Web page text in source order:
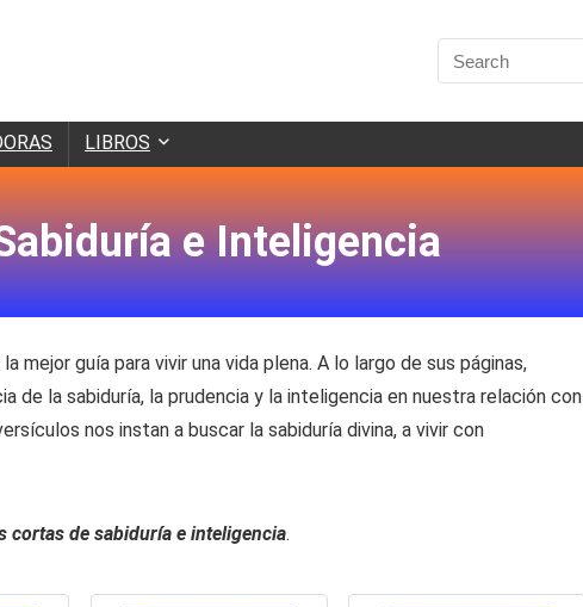
LIBROS
e Inteligencia
mejor guía para vivir una vida plena. A lo largo de sus páginas,
de la sabiduría, la prudencia y la inteligencia en nuestra relación con
nos instan a buscar la sabiduría divina, a vivir con
cortas de sabiduría e inteligencia.